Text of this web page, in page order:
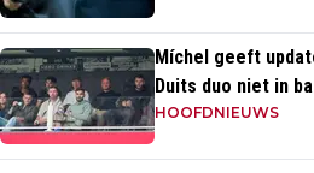
Míchel geeft
Duits duo niet in
HOOFDNIEUWS